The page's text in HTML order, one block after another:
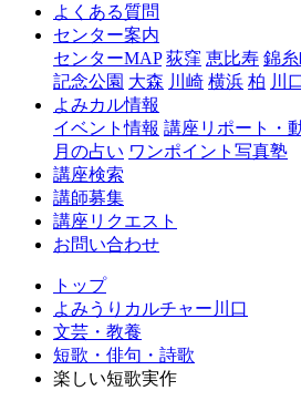
よくある質問
センター案内
センターMAP 荻窪 恵比寿 錦
記念公園 大森 川崎 横浜 柏 川
よみカル情報
イベント情報 講座リポート・
月の占い ワンポイント写真塾
講座検索
講師募集
講座リクエスト
お問い合わせ
トップ
よみうりカルチャー川口
文芸・教養
短歌・俳句・詩歌
楽しい短歌実作